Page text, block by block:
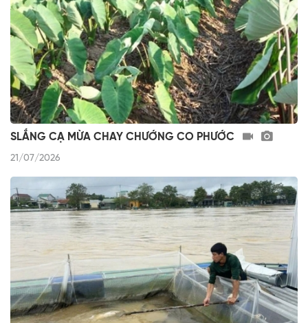
SLẮNG CẠ MỪA CHAY CHƯỚNG CO PHƯỚC
21/07/2026